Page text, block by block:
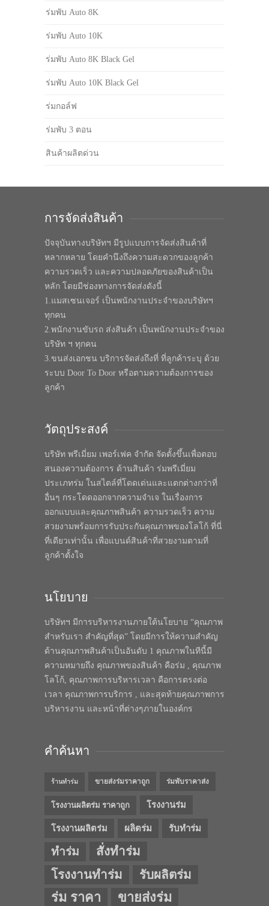
ร่มพับ Auto 8K
ร่มพับ Auto 10K
ร่มพับ Auto 8K Black Gel
ร่มพับ Auto 10K Black Gel
ร่มกอล์ฟ
ร่มพับ 3 ตอน
สินค้าผลิตด่วน
การจัดส่งสินค้า
ปัจจุบันทางบริษัทฯ มีรูปแบบการจัดส่งสินค้าที่
หลากหลาย โดยคำนึงถึงความสะดวกของลูกค้า
ความรวดเร็ว และความปลอดภัยของสินค้าเป็น
หลัก โดยมีช่องทางการจัดส่งดังนี้
1.แมสเซนเจอร์ เป็นพนักงานประจำของบริษัทฯ
ทุกคน
2.พนักงานขับรถ ส่งสินค้า เป็นพนักงานประจำของ
บริษัท ฯ ทุกคน
3.ขนส่งเอกชน บริการจัดส่งถึงที่ ที่ลูกค้าระบุ ด้วย
ระบบ Door To Door หรือตามความต้องการของ
ลูกค้า
วัตถุประสงค์
บริษัท พรีเมี่ยม เพอร์เฟค จำกัด จัดตั้งขึ้นเพื่อตอบ
สนองความต้องการ ด้านสินค้า ร่มพรีเมี่ยม
ประเภทร่ม ในสไตล์ที่โดดเด่นและแตกต่างกว่าที่
อื่นๆ กระโดดออกจากความจำเจ ในเรื่องการ
ออกแบบและคุณภาพสินค้า ความรวดเร็ว ความ
สวยงามพร้อมการรับประกันคุณภาพของโลโก้ ที่นี่
ที่เดียวเท่านั้น เพื่อแบนด์สินค้าที่สวยงามตามที่
ลูกค้าตั้งใจ
นโยบาย
บริษัทฯ มีการบริหารงานภายใต้นโยบาย “คุณภาพ
สำหรับเรา สำคัญที่สุด” โดยมีการให้ความสำคัญ
ด้านคุณภาพสินค้าเป็นอันดับ 1 คุณภาพในทีนี้มี
ความหมายถึง คุณภาพของสินค้า คือร่ม , คุณภาพ
โลโก้, คุณภาพการบริหารเวลา คือการตรงต่อ
เวลา คุณภาพการบริการ , และสุดท้ายคุณภาพการ
บริหารงาน และหน้าที่ต่างๆภายในองค์กร
คำค้นหา
ร้านทำร่ม ขายส่งร่มราคาถูก ร่มพับราคาส่ง
โรงงานผลิตร่ม ราคาถูก โรงงานร่ม
โรงงานผลิตร่ม ผลิตร่ม รับทำร่ม
ทำร่ม
สั่งทำร่ม
โรงงานทำร่ม
รับผลิตร่ม
ร่ม ราคา ขายส่งร่ม